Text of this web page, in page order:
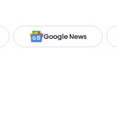
Google News